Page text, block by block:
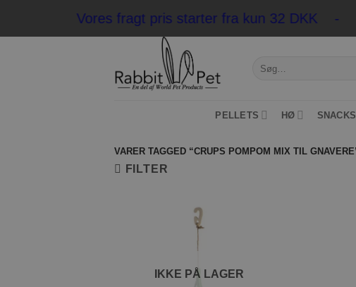
Vores fragt pris starter fra kun 32 DKK -
efter:
PELLETS HØ
VARER TAGGED “CRUPS POMPOM MIX TIL
FILTER
IKKE PÅ LAGER